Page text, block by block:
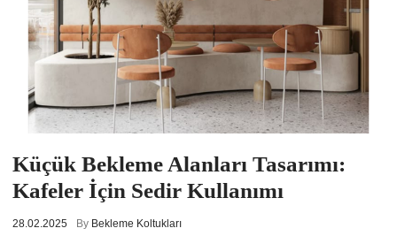
Küçük Bekleme Alanları Tasarımı:
Kafeler İçin Sedir Kullanımı
28.02.2025 By Bekleme Koltukları